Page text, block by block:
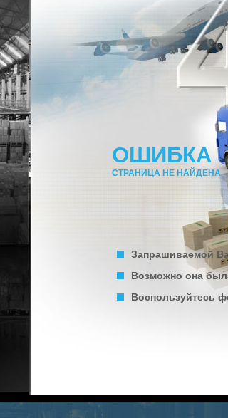
ОШИБКА
СТРАНИЦА НЕ НАЙДЕНА
Запрашиваемой
Возможно она
Воспользуйтесь